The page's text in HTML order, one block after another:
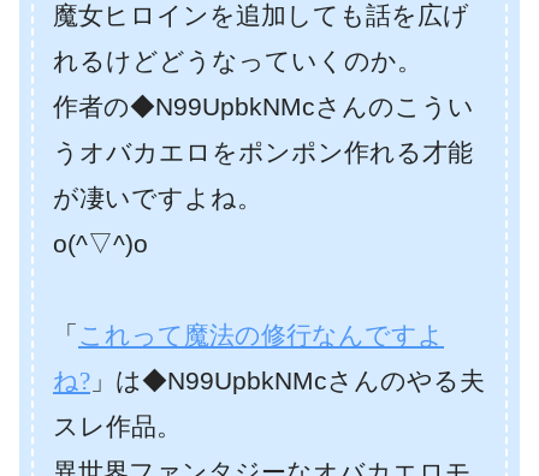
魔女ヒロインを追加しても話を広げ
れるけどどうなっていくのか。
作者の◆N99UpbkNMcさんのこうい
うオバカエロをポンポン作れる才能
が凄いですよね。
o(^▽^)o
「 これって魔法の修行なんですよ
ね? 」 は◆N99UpbkNMcさんのやる夫
スレ作品。